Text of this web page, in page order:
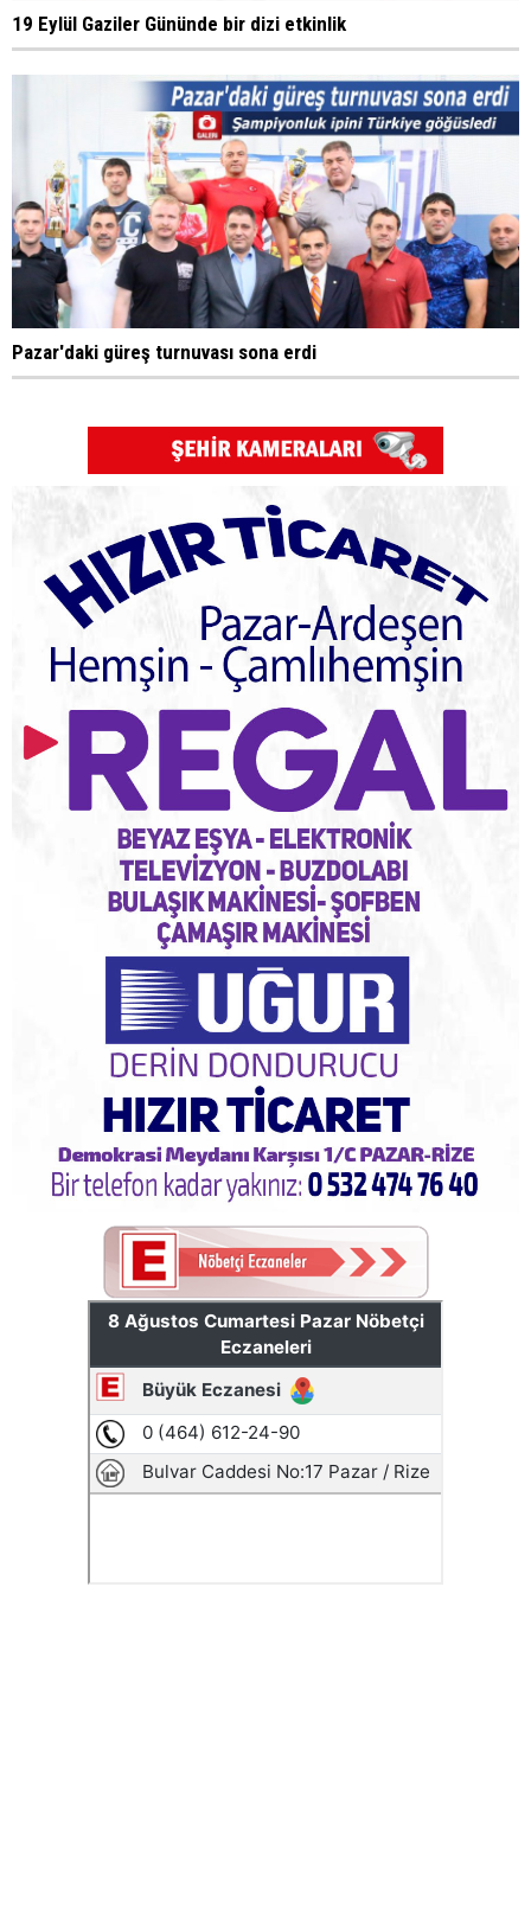
19 Eylül Gaziler Gününde bir dizi etkinlik
Pazar'daki güreş turnuvası sona erdi